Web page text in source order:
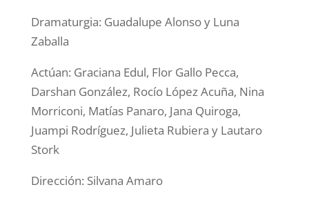
Dramaturgia: Guadalupe Alonso y Luna
Zaballa
Actúan: Graciana Edul, Flor Gallo Pecca,
Darshan González, Rocío López Acuña, Nina
Morriconi, Matías Panaro, Jana Quiroga,
Juampi Rodríguez, Julieta Rubiera y Lautaro
Stork
Dirección: Silvana Amaro